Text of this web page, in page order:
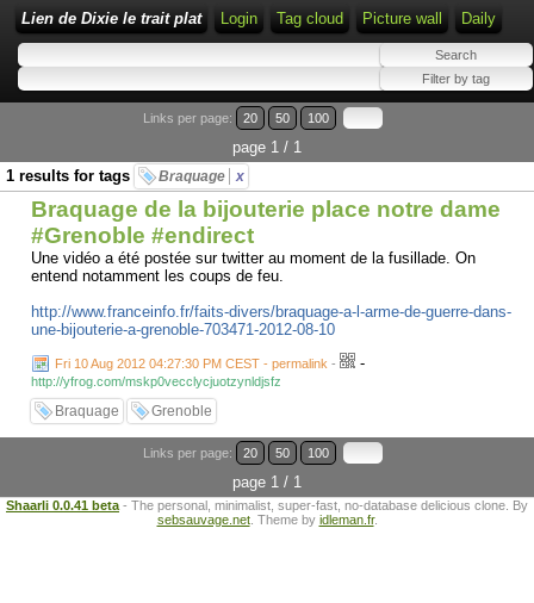
Lien de Dixie le trait plat Login Tag cloud Picture wall Daily
Links per page: 20 50 100
page 1 / 1
1 results for tags
Braquage x
Braquage de la bijouterie place notre dame
#Grenoble #endirect
Une vidéo a été postée sur twitter au moment de la fusillade. On
entend notamment les coups de feu.
http://www.franceinfo.fr/faits-divers/braquage-a-l-arme-de-guerre-dans-
une-bijouterie-a-grenoble-703471-2012-08-10
Fri 10 Aug 2012 04:27:30 PM CEST - permalink - -
http://yfrog.com/mskp0vecclycjuotzynldjsfz
Braquage Grenoble
Links per page: 20 50 100
page 1 / 1
Shaarli 0.0.41 beta - The personal, minimalist, super-fast, no-database delicious clone. By
sebsauvage.net. Theme by idleman.fr.